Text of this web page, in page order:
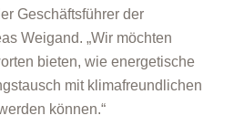
Geschäftsführer der
Weigand. „Wir möchten
bieten, wie energetische
mit klimafreundlichen
können.“